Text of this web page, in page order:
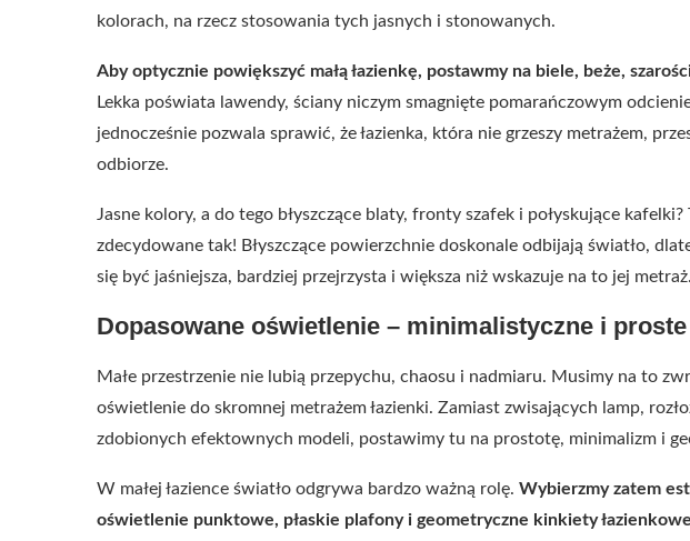
kolorach, na rzecz stosowania tych jasnych i stonowanych.
Aby optycznie powiększyć małą łazienkę, postawmy na biele, beże,
Lekka poświata lawendy, ściany niczym smagnięte pomarańczowym
jednocześnie pozwala sprawić, że łazienka, która nie grzeszy metrażem,
odbiorze.
Jasne kolory, a do tego błyszczące blaty, fronty szafek i połyskujące
zdecydowane tak! Błyszczące powierzchnie doskonale odbijają światło,
się być jaśniejsza, bardziej przejrzysta i większa niż wskazuje na to jej metraż.
Dopasowane oświetlenie – minimalistyczne i proste
Małe przestrzenie nie lubią przepychu, chaosu i nadmiaru. Musimy na to
oświetlenie do skromnej metrażem łazienki. Zamiast zwisających lamp,
zdobionych efektownych modeli, postawimy tu na prostotę, minimalizm i
W małej łazience światło odgrywa bardzo ważną rolę. Wybierzmy zatem
oświetlenie punktowe, płaskie plafony i geometryczne kinkiety